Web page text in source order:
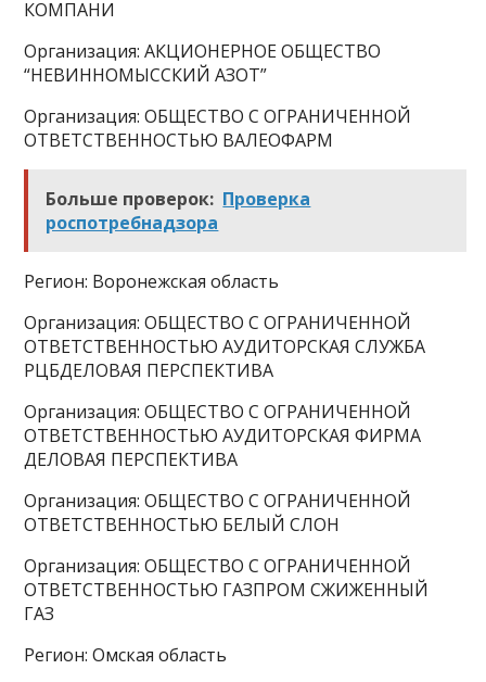
КОМПАНИ
Организация: АКЦИОНЕРНОЕ ОБЩЕСТВО
“НЕВИННОМЫССКИЙ АЗОТ”
Организация: ОБЩЕСТВО С ОГРАНИЧЕННОЙ
ОТВЕТСТВЕННОСТЬЮ ВАЛЕОФАРМ
Больше проверок: Проверка
роспотребнадзора
Регион: Воронежская область
Организация: ОБЩЕСТВО С ОГРАНИЧЕННОЙ
ОТВЕТСТВЕННОСТЬЮ АУДИТОРСКАЯ СЛУЖБА
РЦБДЕЛОВАЯ ПЕРСПЕКТИВА
Организация: ОБЩЕСТВО С ОГРАНИЧЕННОЙ
ОТВЕТСТВЕННОСТЬЮ АУДИТОРСКАЯ ФИРМА
ДЕЛОВАЯ ПЕРСПЕКТИВА
Организация: ОБЩЕСТВО С ОГРАНИЧЕННОЙ
ОТВЕТСТВЕННОСТЬЮ БЕЛЫЙ СЛОН
Организация: ОБЩЕСТВО С ОГРАНИЧЕННОЙ
ОТВЕТСТВЕННОСТЬЮ ГАЗПРОМ СЖИЖЕННЫЙ
ГАЗ
Регион: Омская область